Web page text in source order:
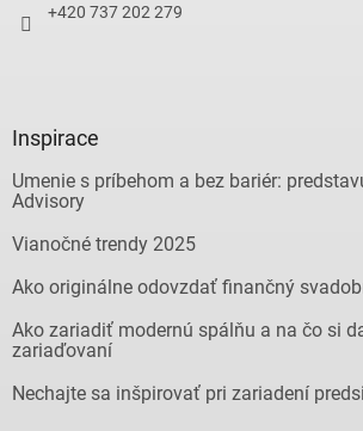
+420 737 202 279
Inspirace
Umenie s príbehom a bez bariér:
Advisory
Vianočné trendy 2025
Ako originálne odovzdať finančný
Ako zariadiť modernú spálňu a na čo si
zariaďovaní
Nechajte sa inšpirovať pri zariadení